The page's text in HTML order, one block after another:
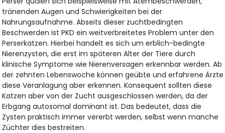
tränenden Augen und Schwierigkeiten bei der
Nahrungsaufnahme. Abseits dieser zuchtbedingten
Beschwerden ist PKD ein weitverbreitetes Problem unter den
Perserkatzen. Hierbei handelt es sich um erblich-bedingte
Nierenzysten, die erst im späteren Alter der Tiere durch
klinische Symptome wie Nierenversagen erkennbar werden. Ab
der zehnten Lebenswoche können geübte und erfahrene Ärzte
diese Veranlagung aber erkennen. Konsequent sollten diese
Katzen aber von der Zucht ausgeschlossen werden, da der
Erbgang autosomal dominant ist. Das bedeutet, dass die
Zysten praktisch immer vererbt werden, selbst wenn manche
Züchter dies bestreiten.